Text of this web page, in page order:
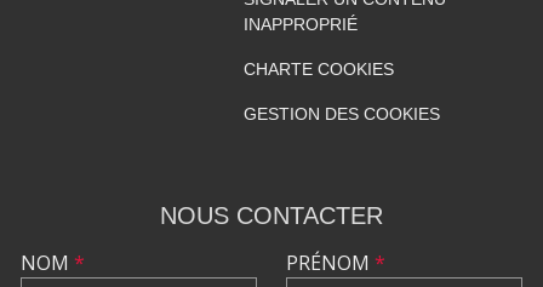
INAPPROPRIÉ
CHARTE COOKIES
GESTION DES COOKIES
NOUS CONTACTER
NOM * PRÉNOM *